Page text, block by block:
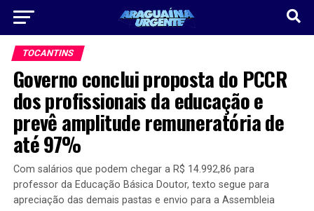
TOCANTINS
Governo conclui proposta do PCCR
dos profissionais da educação e
prevê amplitude remuneratória de
até 97%
Com salários que podem chegar a R$ 14.992,86 para
professor da Educação Básica Doutor, texto segue para
apreciação das demais pastas e envio para a Assembleia